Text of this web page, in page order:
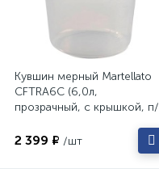
Кувшин мерный Martellato
CFTRA6C (6,0л,
прозрачный, с крышкой, п/
2 399 ₽ /шт